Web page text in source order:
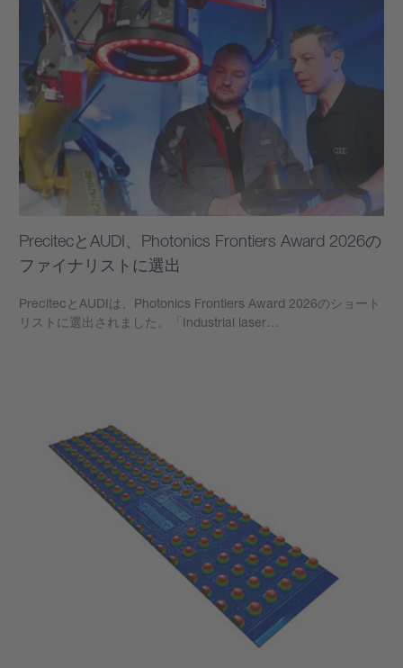
PrecitecとAUDI、Photonics Frontiers Award 2026の
ファイナリストに選出
PrecitecとAUDIは、Photonics Frontiers Award 2026のショート
リストに選出されました。「Industrial laser…